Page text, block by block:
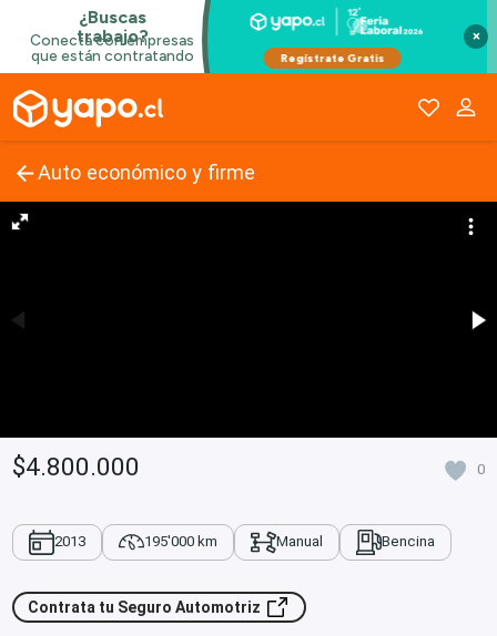
×
Auto económico y firme
$4.800.000 0
2013 195'000 km Manual Bencina
Contrata tu Seguro Automotriz